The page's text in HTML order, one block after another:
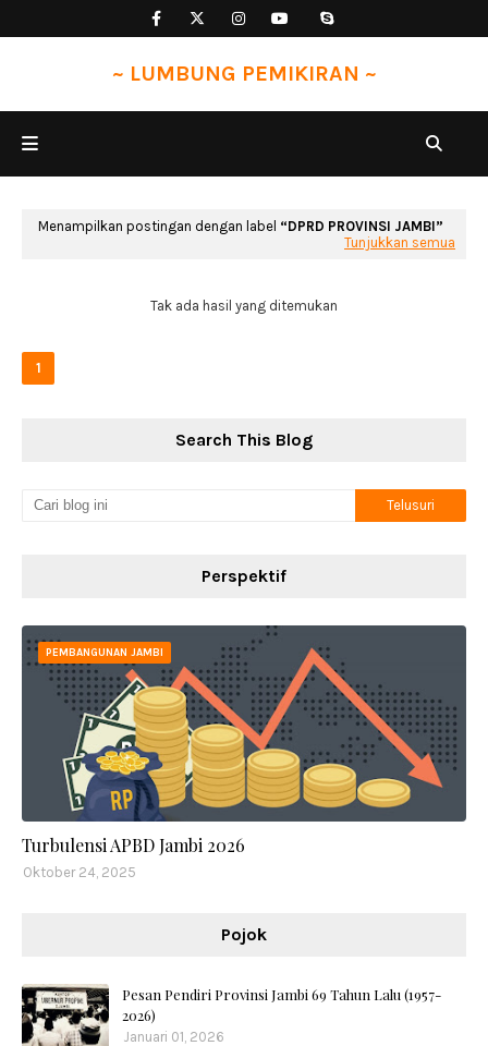
~ LUMBUNG PEMIKIRAN ~
Menampilkan postingan dengan label
DPRD PROVINSI JAMBI
Tunjukkan semua
Tak ada hasil yang ditemukan
1
Search This Blog
Perspektif
PEMBANGUNAN JAMBI
Turbulensi APBD Jambi 2026
Oktober 24, 2025
Pojok
Pesan Pendiri Provinsi Jambi 69 Tahun Lalu (1957-
2026)
Januari 01, 2026